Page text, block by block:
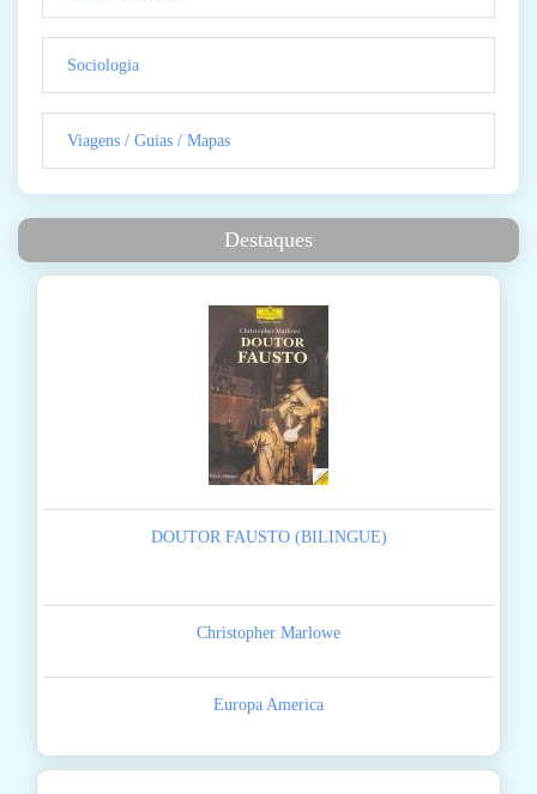
Sociologia
Viagens / Guias / Mapas
Destaques
DOUTOR FAUSTO (BILINGUE)
Christopher Marlowe
Europa America